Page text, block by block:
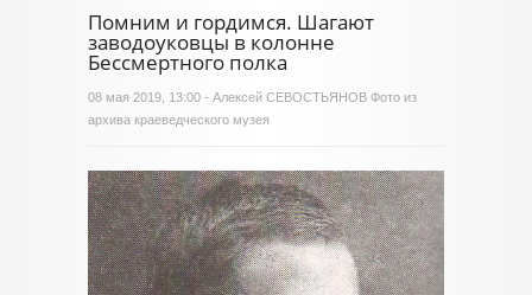
Помним и гордимся. Шагают
заводоуковцы в колонне
Бессмертного полка
08 мая 2019, 13:00 - Алексей СЕВОСТЬЯНОВ Фото из
архива краеведческого музея